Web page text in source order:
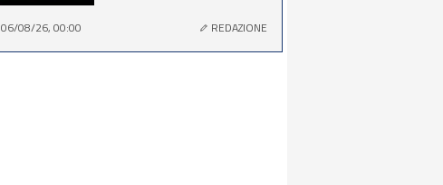
06/08/26, 00:00 REDAZIONE